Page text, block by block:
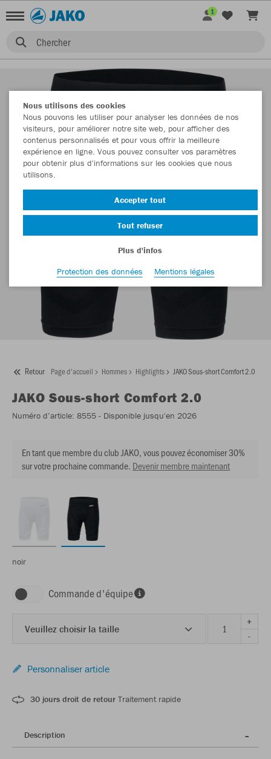
Chercher
1
Retour Page d'accueil Hommes Highlights JAKO Sous-short Comfort 2.0
JAKO Sous-short Comfort 2.0
Numéro d’article: 8555 - Disponible jusqu'en 2026
En tant que membre du club JAKO, vous pouvez économiser 30%
sur votre prochaine commande. Devenir membre maintenant
noir
Commande d'équipe
Veuillez choisir la taille
+
-
Personnaliser article
30 jours droit de retour Traitement rapide
Description
Nous utilisons des cookies
Nous pouvons les utiliser pour analyser les données de nos
visiteurs, pour améliorer notre site web, pour afficher des
contenus personnalisés et pour vous offrir la meilleure
expérience en ligne. Vous pouvez consulter vos paramètres
pour obtenir plus d'informations sur les cookies que nous
utilisons.
Accepter tout
Tout refuser
Plus d'infos
Protection des données
Mentions légales